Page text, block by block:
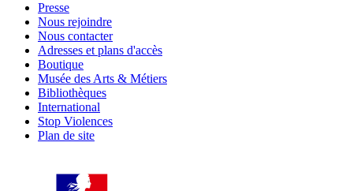
Presse
Nous rejoindre
Nous contacter
Adresses et plans d'accès
Boutique
Musée des Arts & Métiers
Bibliothèques
International
Stop Violences
Plan de site